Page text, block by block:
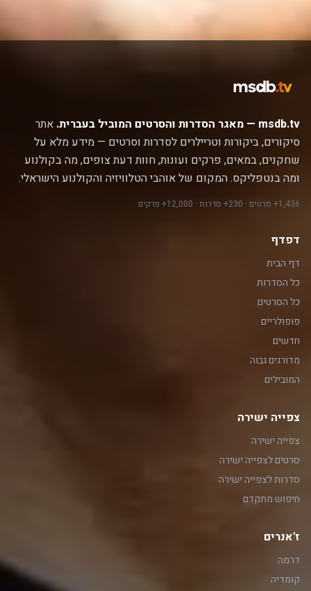
msdb.tv — מאגר הסדרות והסרטים המוביל בעברית.
אתר
סיקורים, ביקורות וטריילרים לסדרות וסרטים — מידע מלא על
שחקנים, במאים, פרקים ועונות, חוות דעת צופים, מה בקולנוע
ומה בנטפליקס. המקום של אוהבי הטלוויזיה והקולנוע הישראלי.
1,436+ סרטים · 230+ סדרות · 12,000+ פרקים
דפדף
דף הבית
כל הסדרות
כל הסרטים
פופולריים
חדשים
מדורגים גבוה
המובילים
צפייה ישירה
צפייה ישירה
סרטים לצפייה ישירה
סדרות לצפייה ישירה
חיפוש מתקדם
ז'אנרים
דרמה
קומדיה